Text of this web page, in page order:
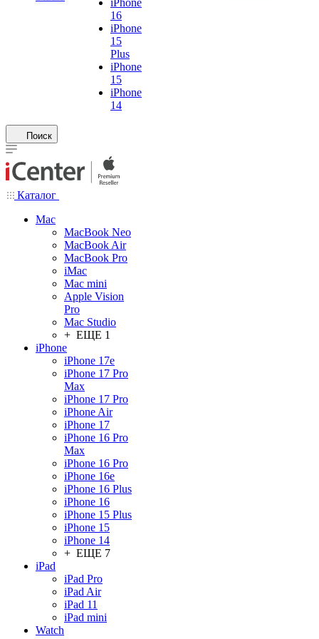
iPhone
16
iPhone
15
Plus
iPhone
15
iPhone
14
Поиск
Каталог
Mac
MacBook Neo
MacBook Air
MacBook Pro
iMac
Mac mini
Apple Vision
Pro
Mac Studio
+ ЕЩЕ 1
iPhone
iPhone 17e
iPhone 17 Pro
Max
iPhone 17 Pro
iPhone Air
iPhone 17
iPhone 16 Pro
Max
iPhone 16 Pro
iPhone 16e
iPhone 16 Plus
iPhone 16
iPhone 15 Plus
iPhone 15
iPhone 14
+ ЕЩЕ 7
iPad
iPad Pro
iPad Air
iPad 11
iPad mini
Watch